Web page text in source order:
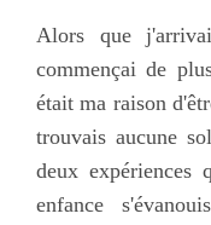
Alors que
commençai de
était ma raison
trouvais aucune
deux expériences
enfance